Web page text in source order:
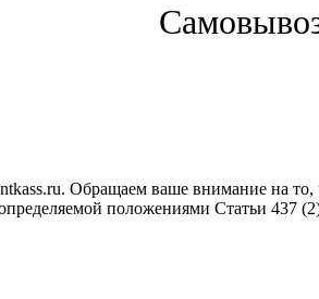
Обращаем ваше внимание на
положениями Статьи 437